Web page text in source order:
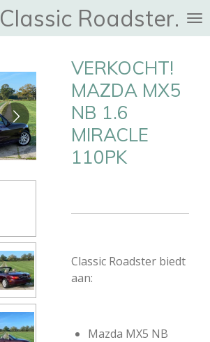
Classic Roadster
VERKOCHT!
MAZDA MX5
NB 1.6
MIRACLE
110PK
Classic Roadster biedt
aan:
Mazda MX5 NB